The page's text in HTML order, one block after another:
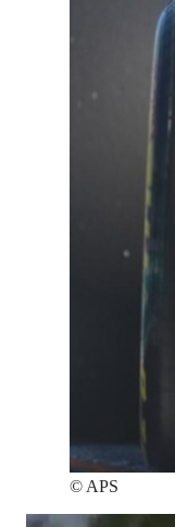
© APS